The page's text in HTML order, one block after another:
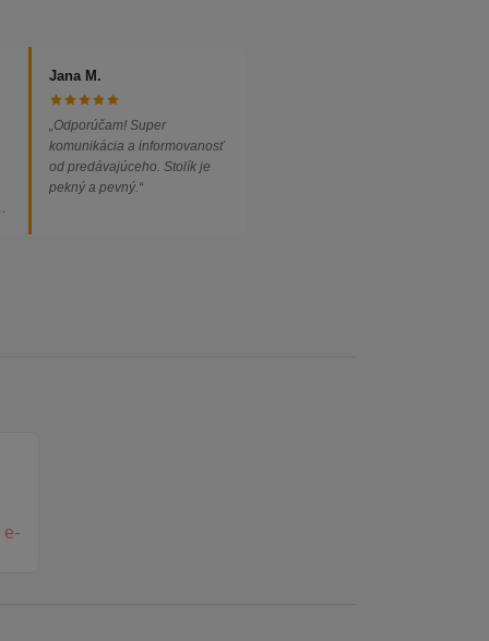
Jana M.
„Odporúčam! Super
komunikácia a informovanosť
od predávajúceho. Stolík je
pekný a pevný.“